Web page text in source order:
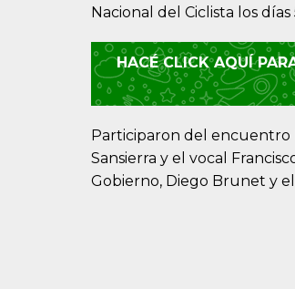
Nacional del Ciclista los
HACÉ CLICK AQUÍ
Participaron del encuentro
Sansierra y el vocal
Gobierno, Diego Brunet y